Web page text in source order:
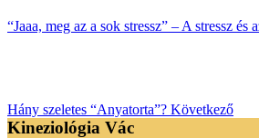
“Jaaa, meg az a sok stressz” – A stressz és
Hány szeletes “Anyatorta”? Következő
Kineziológia Vác